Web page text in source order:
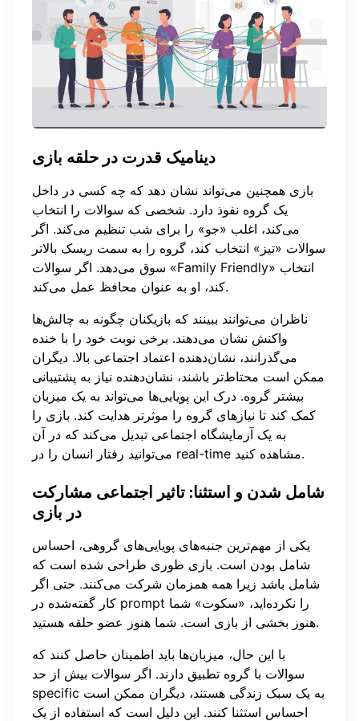
دینامیک قدرت در حلقه بازی
بازی همچنین می‌تواند نشان دهد که چه کسی در داخل
یک گروه نفوذ دارد. شخصی که سوالات را انتخاب
می‌کند، اغلب «جو» را برای شب تنظیم می‌کند. اگر
سوالات «تیز» انتخاب کند، گروه را به سمت ریسک بالاتر
سوق می‌دهد. اگر سوالات «Family Friendly» انتخاب
کند، او به عنوان محافظ عمل می‌کند.
ناظران می‌توانند ببینند که بازیکنان چگونه به چالش‌ها
واکنش نشان می‌دهند. برخی نوبت خود را با خنده
می‌گذرانند، نشان‌دهنده اعتماد اجتماعی بالا. دیگران
ممکن است محتاط‌تر باشند، نشان‌دهنده نیاز به پشتیبانی
بیشتر گروه. درک این پویایی‌ها می‌تواند به یک میزبان
کمک کند تا نیازهای گروه را موثرتر هدایت کند. بازی را
به یک آزمایشگاه اجتماعی تبدیل می‌کند که در آن
می‌توانید رفتار انسان را در real-time مشاهده کنید.
شامل شدن و استثنا: تاثیر اجتماعی مشارکت
در بازی
یکی از مهم‌ترین جنبه‌های پویایی‌های گروهی، احساس
شامل بودن است. بازی طوری طراحی شده است که
شامل باشد زیرا همه همزمان شرکت می‌کنند. حتی اگر
کار گفته‌شده در prompt را نکرده‌اید، «سکوت» شما
هنوز بخشی از بازی است. شما هنوز عضو حلقه هستید.
با این حال، میزبان‌ها باید اطمینان حاصل کنند که
سوالات با گروه تطبیق دارند. اگر سوالات بیش از حد
specific به یک سبک زندگی هستند، دیگران ممکن است
احساس استثنا کنند. این دلیل است که استفاده از یک